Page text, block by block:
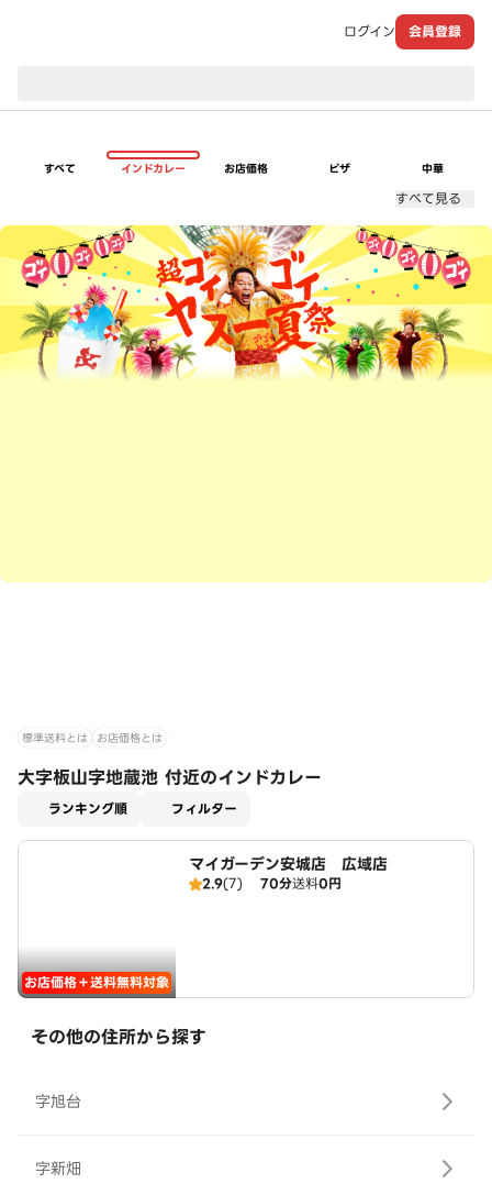
ログイン 会員登録
すべて インドカレー お店価格 ピザ 中華
すべて見る
超ゴイゴイヤスー夏祭
標準送料とは お店価格とは
大字板山字地蔵池 付近のインドカレー
ランキング順 フィルター
お店価格＋送料無料対象
マイガーデン安城店 広域店
2.9(7) 70分送料0円
その他の住所から探す
字旭台
字新畑